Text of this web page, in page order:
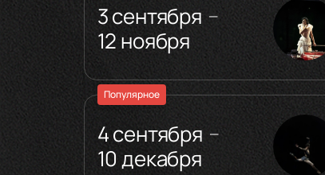
3 сентября —
12 ноября
Популярное
4 сентября —
10 декабря